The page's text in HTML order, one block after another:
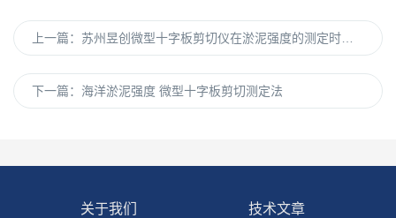
上一篇： 苏州昱创微型十字板剪切仪在淤泥强度的测定时所用方法的建议
下一篇： 海洋淤泥强度 微型十字板剪切测定法
关于我们 技术文章